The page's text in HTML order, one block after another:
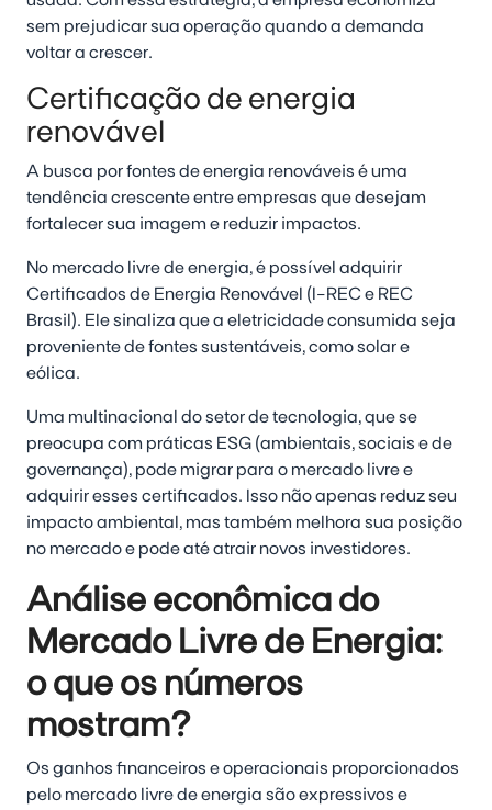
sem prejudicar sua operação quando a demanda
voltar a crescer.
Certificação de energia
renovável
A busca por fontes de energia renováveis é uma
tendência crescente entre empresas que desejam
fortalecer sua imagem e reduzir impactos.
No mercado livre de energia, é possível adquirir
Certificados de Energia Renovável (I-REC e REC
Brasil). Ele sinaliza que a eletricidade consumida seja
proveniente de fontes sustentáveis, como solar e
eólica.
Uma multinacional do setor de tecnologia, que se
preocupa com práticas ESG (ambientais, sociais e de
governança), pode migrar para o mercado livre e
adquirir esses certificados. Isso não apenas reduz seu
impacto ambiental, mas também melhora sua posição
no mercado e pode até atrair novos investidores.
Análise econômica do
Mercado Livre de Energia:
o que os números
mostram?
Os ganhos financeiros e operacionais proporcionados
pelo mercado livre de energia são expressivos e